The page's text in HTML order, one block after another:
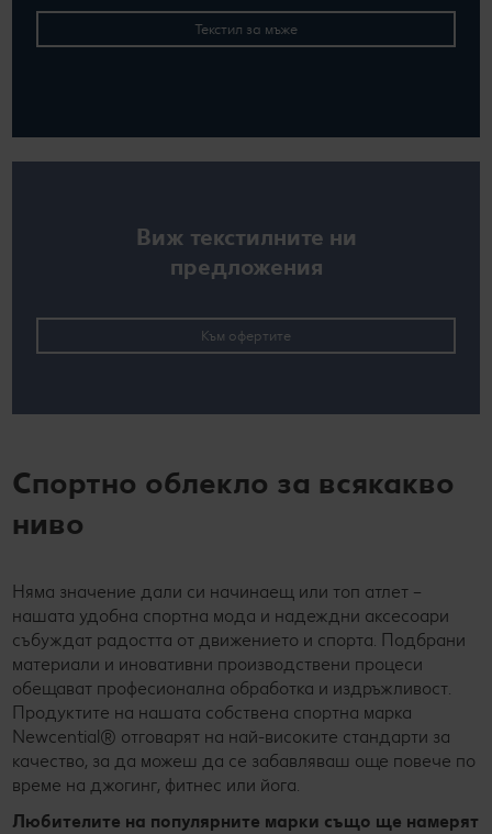
Текстил за мъже
Виж текстилните ни
предложения
Към офертите
Спортно облекло за всякакво
ниво
Няма значение дали си начинаещ или топ атлет –
нашата удобна спортна мода и надеждни аксесоари
събуждат радостта от движението и спорта. Подбрани
материали и иновативни производствени процеси
обещават професионална обработка и издръжливост.
Продуктите на нашата собствена спортна марка
Newcential® отговарят на най-високите стандарти за
качество, за да можеш да се забавляваш още повече по
време на джогинг, фитнес или йога.
Любителите на популярните марки също ще намерят